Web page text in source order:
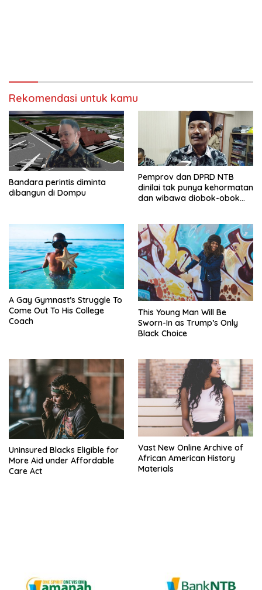
Rekomendasi untuk kamu
Bandara perintis diminta
dibangun di Dompu
Pemprov dan DPRD NTB
dinilai tak punya kehormatan
dan wibawa diobok-obok
A Gay Gymnast’s Struggle To
Come Out To His College
Coach
This Young Man Will Be
Sworn-In as Trump’s Only
Black Choice
Uninsured Blacks Eligible for
More Aid under Affordable
Care Act
Vast New Online Archive of
African American History
Materials